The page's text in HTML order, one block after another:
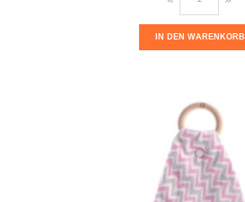
IN DEN WARENKORB